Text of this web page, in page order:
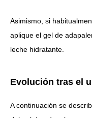
Asimismo, si
aplique el gel de
leche hidratante.
Evolución tras el
A continuación se